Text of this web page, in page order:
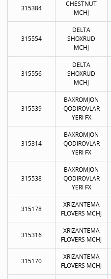
315384
CHESTNUT
MCHJ
315554
DELTA
SHOXRUD
MCHJ
315556
DELTA
SHOXRUD
MCHJ
315539
BAXROMJON
QODIROVLAR
YERI FX
315314
BAXROMJON
QODIROVLAR
YERI FX
315538
BAXROMJON
QODIROVLAR
YERI FX
315178
XRIZANTEMA
FLOVERS MCHJ
315316
XRIZANTEMA
FLOVERS MCHJ
315170
XRIZANTEMA
FLOVERS MCHJ